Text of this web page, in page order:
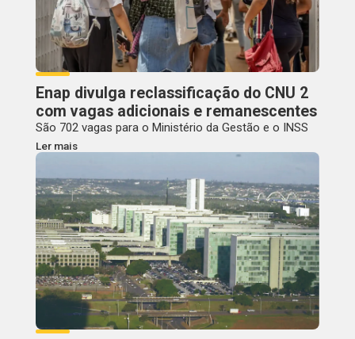
Enap divulga reclassificação do CNU 2
com vagas adicionais e remanescentes
São 702 vagas para o Ministério da Gestão e o INSS
Ler mais